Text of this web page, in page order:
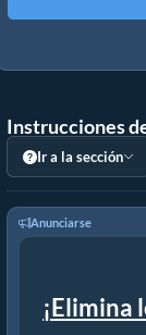
Otras
Instrucciones
Ir a la sección
Anunciarse
¡Elimina